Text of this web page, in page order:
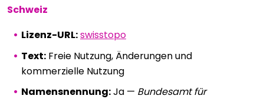
Schweiz
Lizenz-URL:swisstopo
Text:Freie Nutzung, Änderungen und
kommerzielle Nutzung
Namensnennung:Ja — Bundesamt für